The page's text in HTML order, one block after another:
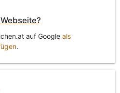
auf Google als
.